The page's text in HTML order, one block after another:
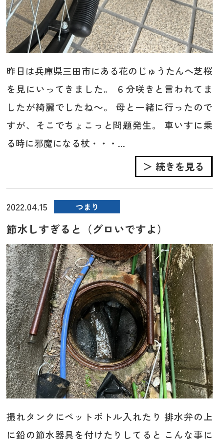
昨日は兵庫県三田市にある花のじゅうたんへ芝桜
を見にいってきました。 ６分咲きと言われてま
したが綺麗でしたね～。 母と一緒に行ったので
すが、そこでちょこっと問題発生。 車いすに乗
る時に邪魔になる杖・・・...
＞ 続きを見る
2022.04.15 つまり
節水しすぎると（グロいですよ）
撮れタンクにペットボトル入れたり 排水弁の上
に鉛の節水器具を付けたりしてると こんな事に